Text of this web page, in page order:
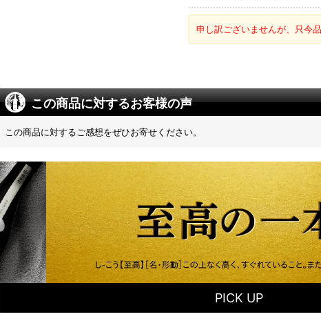
申し訳ございませんが、只今品
この商品に対するお客様の声
この商品に対するご感想をぜひお寄せください。
PICK UP